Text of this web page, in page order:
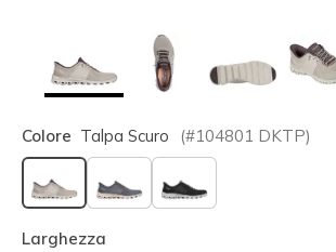
Colore Talpa Scuro (#104801 DKTP)
selezionato
Larghezza